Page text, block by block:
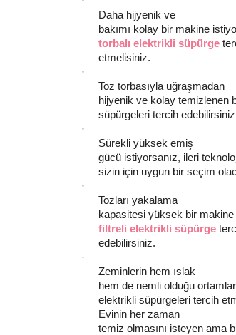
Daha hijyenik ve
bakımı kolay bir makine
torbalı elektrikli süpürge
etmelisiniz.
·
Toz torbasıyla uğraşmadan
hijyenik ve kolay temizlenen
süpürgeleri tercih
·
Sürekli yüksek emiş
gücü istiyorsanız, ileri
sizin için uygun bir seçim
·
Tozları yakalama
kapasitesi yüksek bir makine
filtreli elektrikli süpürge
edebilirsiniz.
·
Zeminlerin hem ıslak
hem de nemli olduğu
elektrikli süpürgeleri tercih
Evinin her zaman
temiz olmasını isteyen ama